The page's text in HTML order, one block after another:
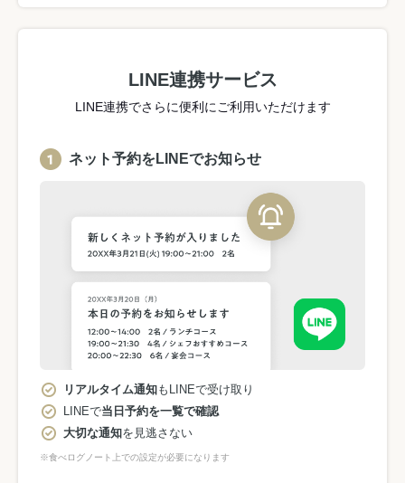
LINE連携サービス
LINE連携でさらに便利にご利用いただけます
ネット予約をLINEでお知らせ
リアルタイム通知もLINEで受け取り
LINEで当日予約を一覧で確認
大切な通知を見逃さない
※食べログノート上での設定が必要になります